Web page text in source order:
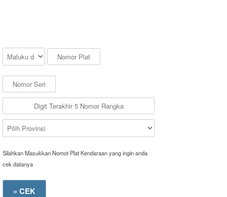
Silahkan Masukkan Nomot Plat Kendaraan yang ingin anda
cek datanya